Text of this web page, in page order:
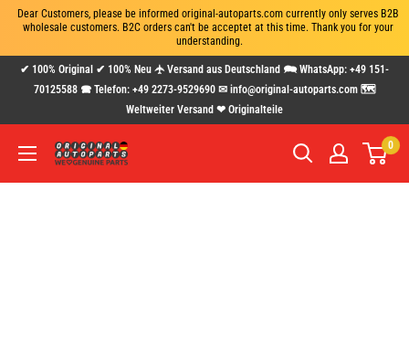
Dear Customers, please be informed original-autoparts.com currently only serves B2B
wholesale customers. B2C orders can't be acceptet at this time. Thank you for your
understanding.
Direkt✔ 100% Original ✔ 100% Neu 🛧 Versand aus Deutschland 🗪 WhatsApp: +49 151-
70125588 🕿 Telefon: +49 2273-9529690 ✉ info@original-autoparts.com 🗺
Weltweiter Versand ❤ Originalteile
www.original-
0